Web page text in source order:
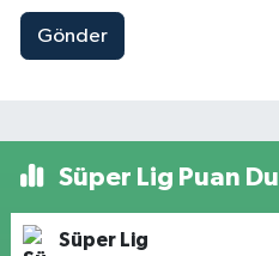
Gönder
Süper Lig Puan
Süper Lig